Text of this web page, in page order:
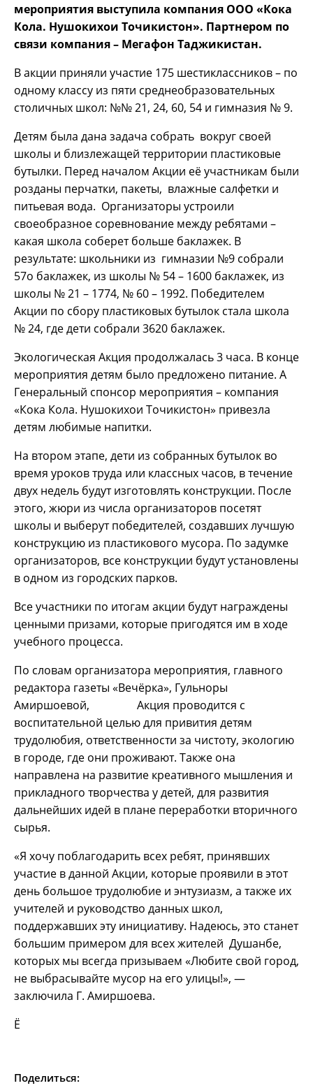
мероприятия выступила компания ООО «Кока
Кола. Нушокихои Точикистон». Партнером по
связи компания – Мегафон Таджикистан.
В акции приняли участие 175 шестиклассников – по
одному классу из пяти среднеобразовательных
столичных школ: №№ 21, 24, 60, 54 и гимназия № 9.
Детям была дана задача собрать вокруг своей
школы и близлежащей территории пластиковые
бутылки. Перед началом Акции её участникам были
розданы перчатки, пакеты, влажные салфетки и
питьевая вода. Организаторы устроили
своеобразное соревнование между ребятами –
какая школа соберет больше баклажек. В
результате: школьники из гимназии №9 собрали
57о баклажек, из школы № 54 – 1600 баклажек, из
школы № 21 – 1774, № 60 – 1992. Победителем
Акции по сбору пластиковых бутылок стала школа
№ 24, где дети собрали 3620 баклажек.
Экологическая Акция продолжалась 3 часа. В конце
мероприятия детям было предложено питание. А
Генеральный спонсор мероприятия – компания
«Кока Кола. Нушокихои Точикистон» привезла
детям любимые напитки.
На втором этапе, дети из собранных бутылок во
время уроков труда или классных часов, в течение
двух недель будут изготовлять конструкции. После
этого, жюри из числа организаторов посетят
школы и выберут победителей, создавших лучшую
конструкцию из пластикового мусора. По задумке
организаторов, все конструкции будут установлены
в одном из городских парков.
Все участники по итогам акции будут награждены
ценными призами, которые пригодятся им в ходе
учебного процесса.
По словам организатора мероприятия, главного
редактора газеты «Вечёрка», Гульноры
Амиршоевой, Акция проводится с
воспитательной целью для привития детям
трудолюбия, ответственности за чистоту, экологию
в городе, где они проживают. Также она
направлена на развитие креативного мышления и
прикладного творчества у детей, для развития
дальнейших идей в плане переработки вторичного
сырья.
«Я хочу поблагодарить всех ребят, принявших
участие в данной Акции, которые проявили в этот
день большое трудолюбие и энтузиазм, а также их
учителей и руководство данных школ,
поддержавших эту инициативу. Надеюсь, это станет
большим примером для всех жителей Душанбе,
которых мы всегда призываем «Любите свой город,
не выбрасывайте мусор на его улицы!», —
заключила Г. Амиршоева.
Ё
Поделиться: